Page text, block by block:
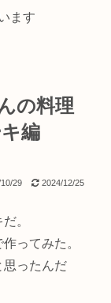
ます
の料理
編
29 2024/12/25
。
ってみた。
思ったんだ